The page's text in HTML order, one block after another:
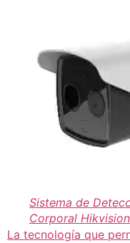
Sistema de
Corporal Hikvision
La tecnología que